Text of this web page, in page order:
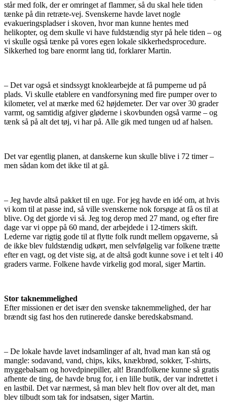
står med folk, der er omringet af flammer, så du skal hele tiden
tænke på din retræte-vej. Svenskerne havde lavet nogle
evakueringspladser i skoven, hvor man kunne hentes med
helikopter, og dem skulle vi have fuldstændig styr på hele tiden – og
vi skulle også tænke på vores egen lokale sikkerhedsprocedure.
Sikkerhed tog bare enormt lang tid, forklarer Martin.
– Det var også et sindssygt knoklearbejde at få pumperne ud på
plads. Vi skulle etablere en vandforsyning med fire pumper over to
kilometer, vel at mærke med 62 højdemeter. Der var over 30 grader
varmt, og samtidig afgiver gløderne i skovbunden også varme – og
tænk så på alt det tøj, vi har på. Alle gik med tungen ud af halsen.
Det var egentlig planen, at danskerne kun skulle blive i 72 timer –
men sådan kom det ikke til at gå.
– Jeg havde altså pakket til en uge. For jeg havde en idé om, at hvis
vi kom til at passe ind, så ville svenskerne nok forsøge at få os til at
blive. Og det gjorde vi så. Jeg tog derop med 27 mand, og efter fire
dage var vi oppe på 60 mand, der arbejdede i 12-timers skift.
Lederne var rigtig gode til at flytte folk rundt mellem opgaverne, så
de ikke blev fuldstændig udkørt, men selvfølgelig var folkene trætte
efter en vagt, og det viste sig, at de altså godt kunne sove i et telt i 40
graders varme. Folkene havde virkelig god moral, siger Martin.
Stor taknemmelighed
Efter missionen er det især den svenske taknemmelighed, der har
brændt sig fast hos den rutinerede danske beredskabsmand.
– De lokale havde lavet indsamlinger af alt, hvad man kan stå og
mangle: sodavand, vand, chips, kiks, knækbrød, sokker, T-shirts,
myggebalsam og hovedpinepiller, alt! Brandfolkene kunne så gratis
afhente de ting, de havde brug for, i en lille butik, der var indrettet i
en lastbil. Det var nærmest, så man blev helt flov over alt det, man
blev tilbudt som tak for indsatsen, siger Martin.